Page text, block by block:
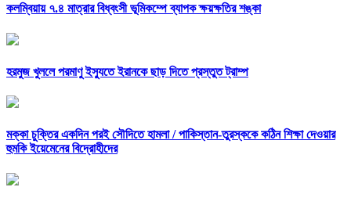
কলম্বিয়ায় ৭.৪ মাত্রার বিধ্বংসী ভূমিকম্পে ব্যাপক ক্ষয়ক্ষতির শঙ্কা
হরমুজ খুললে পরমাণু ইস্যুতে ইরানকে ছাড় দিতে প্রস্তুত ট্রাম্প
মক্কা চুক্তির একদিন পরই সৌদিতে হামলা /পাকিস্তান-তুরস্ককে কঠিন শিক্ষা দেওয়ার
হুমকি ইয়েমেনের বিদ্রোহীদের